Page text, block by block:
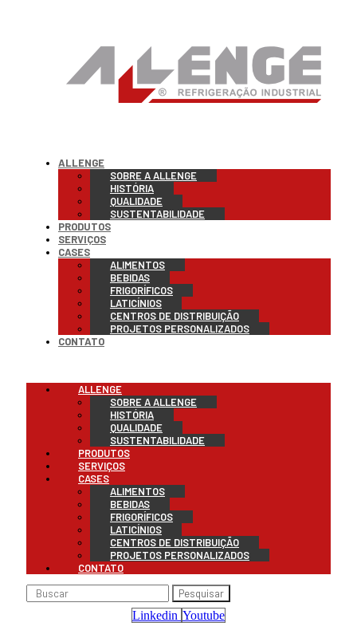
ALLENGE
SOBRE A ALLENGE
HISTÓRIA
QUALIDADE
SUSTENTABILIDADE
PRODUTOS
SERVIÇOS
CASES
ALIMENTOS
BEBIDAS
FRIGORÍFICOS
LATICÍNIOS
CENTROS DE DISTRIBUIÇÃO
PROJETOS PERSONALIZADOS
CONTATO
ALLENGE
SOBRE A ALLENGE
HISTÓRIA
QUALIDADE
SUSTENTABILIDADE
PRODUTOS
SERVIÇOS
CASES
ALIMENTOS
BEBIDAS
FRIGORÍFICOS
LATICÍNIOS
CENTROS DE DISTRIBUIÇÃO
PROJETOS PERSONALIZADOS
CONTATO
Pesquisar
Linkedin Youtube